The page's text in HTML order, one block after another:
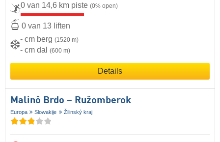
0 van 14,6 km piste (0% open)
0 van 13 liften
- cm berg (1520 m)
- cm dal (600 m)
Details
Malinô Brdo – Ružomberok
Europa Slowakije Žilinský kraj